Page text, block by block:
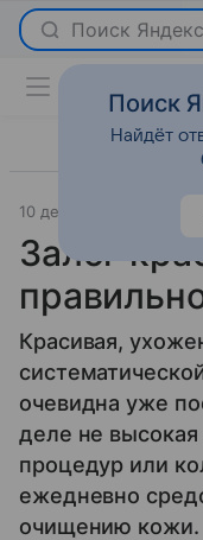
Поиск
10 декабря 2013
Залог
Красивая,
очевидна уже
деле не
процедур или
ежедневно
очищению кожи.
Поиск
Найдёт